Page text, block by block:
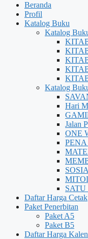
Beranda
Profil
Katalog Buku
Katalog
Katalog
Hari
Jalan
ONE
Daftar Harga Cetak
Paket Penerbitan
Paket A5
Paket B5
Daftar Harga